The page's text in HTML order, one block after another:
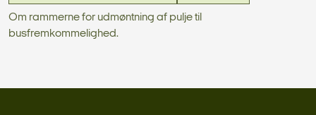
Om rammerne for udmøntning af pulje til
busfremkommelighed.